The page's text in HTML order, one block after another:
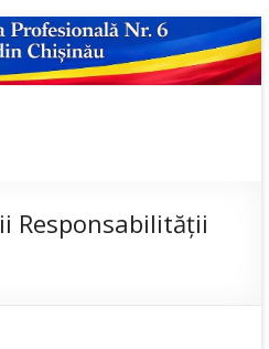
Responsabilității